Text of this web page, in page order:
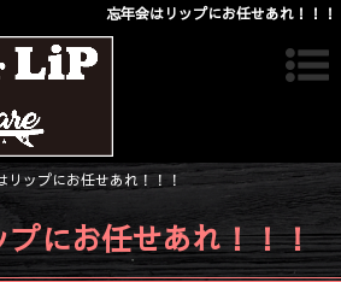
忘年会はリップにお任せあれ！！！
リップにお任せあれ！！！
プにお任せあれ！！！